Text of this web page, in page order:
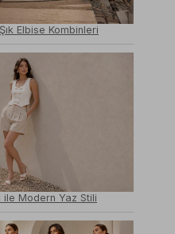
Elbise Kombinleri
Modern Yaz Stili